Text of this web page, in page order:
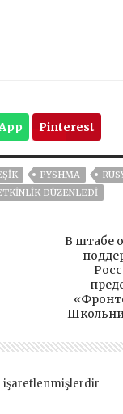
Pinterest
PYSHMA
DÜZENLEDI
В штабе
işaretlenmişlerdir